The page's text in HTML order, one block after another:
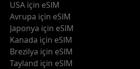
USA için eSIM
Avrupa için eSIM
Japonya için eSIM
Kanada için eSIM
Brezilya için eSIM
Tayland için eSIM